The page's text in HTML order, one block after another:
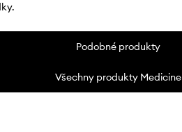
Podobné produkty
Všechny produkty Medicine